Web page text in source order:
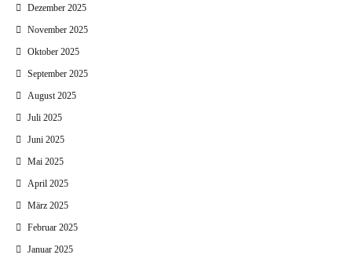
Dezember 2025
November 2025
Oktober 2025
September 2025
August 2025
Juli 2025
Juni 2025
Mai 2025
April 2025
März 2025
Februar 2025
Januar 2025